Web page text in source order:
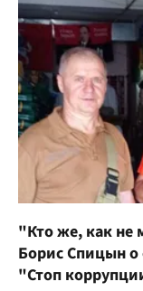
"Кто же, как не
Борис Спицын
"Стоп